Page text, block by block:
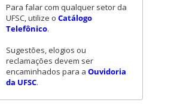
Para falar com qualquer setor da
UFSC, utilize o Catálogo
Telefônico.
Sugestões, elogios ou
reclamações devem ser
encaminhados para a Ouvidoria
da UFSC.